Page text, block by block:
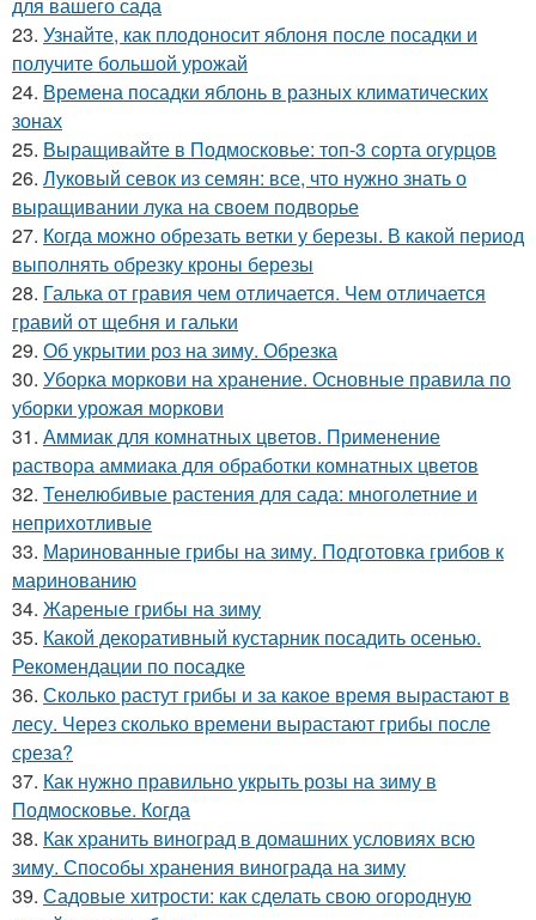
23. Узнайте, как плодоносит яблоня после посадки и
получите большой урожай
24. Времена посадки яблонь в разных климатических
зонах
25. Выращивайте в Подмосковье: топ-3 сорта огурцов
26. Луковый севок из семян: все, что нужно знать о
выращивании лука на своем подворье
27. Когда можно обрезать ветки у березы. В какой период
выполнять обрезку кроны березы
28. Галька от гравия чем отличается. Чем отличается
гравий от щебня и гальки
29. Об укрытии роз на зиму. Обрезка
30. Уборка моркови на хранение. Основные правила по
уборки урожая моркови
31. Аммиак для комнатных цветов. Применение
раствора аммиака для обработки комнатных цветов
32. Тенелюбивые растения для сада: многолетние и
неприхотливые
33. Маринованные грибы на зиму. Подготовка грибов к
маринованию
34. Жареные грибы на зиму
35. Какой декоративный кустарник посадить осенью.
Рекомендации по посадке
36. Сколько растут грибы и за какое время вырастают в
лесу. Через сколько времени вырастают грибы после
среза?
37. Как нужно правильно укрыть розы на зиму в
Подмосковье. Когда
38. Как хранить виноград в домашних условиях всю
зиму. Способы хранения винограда на зиму
39. Садовые хитрости: как сделать свою огородную